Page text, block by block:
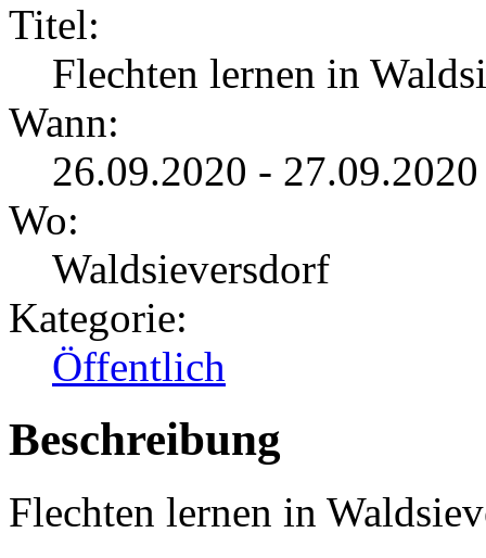
Titel:
Flechten lernen in
Wann:
26.09.2020 -
Wo:
Waldsieversdorf
Kategorie:
Öffentlich
Beschreibung
Flechten lernen in